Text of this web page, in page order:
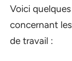
Voici
concernant
de travail :